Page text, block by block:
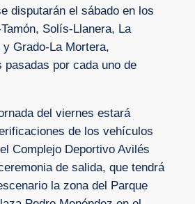
disputarán el sábado en los
Solís-Llanera, La
Grado-La Mortera,
pasadas por cada uno de
del viernes estará
de los vehículos
Complejo Deportivo Avilés
de salida, que tendrá
la zona del Parque